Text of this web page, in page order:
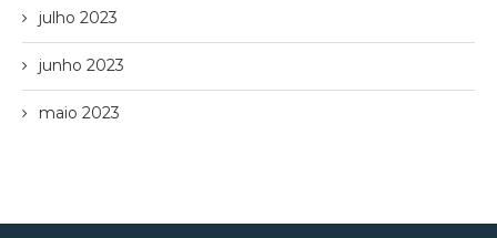
julho 2023
junho 2023
maio 2023